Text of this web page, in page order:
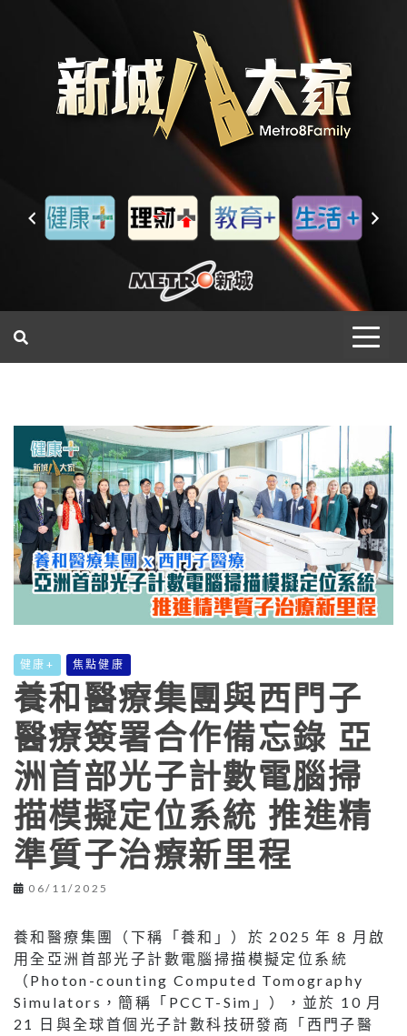
健康+ 焦點健康
養和醫療集團與西門子
醫療簽署合作備忘錄 亞
洲首部光子計數電腦掃
描模擬定位系統 推進精
準質子治療新里程
06/11/2025
養和醫療集團（下稱「養和」）於 2025 年 8 月啟
用全亞洲首部光子計數電腦掃描模擬定位系統
（Photon-counting Computed Tomography
Simulators，簡稱「PCCT-Sim」），並於 10 月
21 日與全球首個光子計數科技研發商「西門子醫